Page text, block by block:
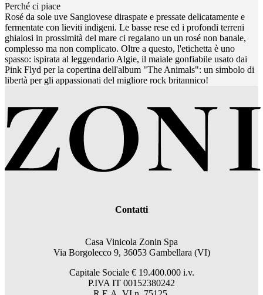
Perché ci piace
Rosé da sole uve Sangiovese diraspate e pressate delicatamente e
fermentate con lieviti indigeni. Le basse rese ed i profondi terreni
ghiaiosi in prossimità del mare ci regalano un un rosé non banale,
complesso ma non complicato. Oltre a questo, l'etichetta è uno
spasso: ispirata al leggendario Algie, il maiale gonfiabile usato dai
Pink Flyd per la copertina dell'album "The Animals": un simbolo di
libertà per gli appassionati del migliore rock britannico!
Contatti
Casa Vinicola Zonin Spa
Via Borgolecco 9, 36053 Gambellara (VI)
Capitale Sociale € 19.400.000 i.v.
P.IVA IT 00152380242